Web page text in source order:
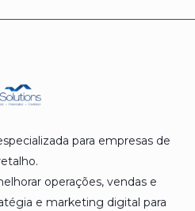
para empresas de
operações, vendas e
e marketing digital para